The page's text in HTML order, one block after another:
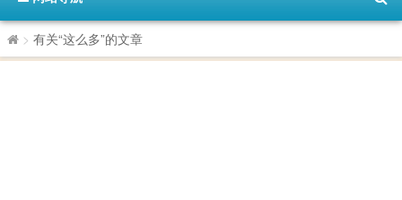
> 有关“这么多”的文章